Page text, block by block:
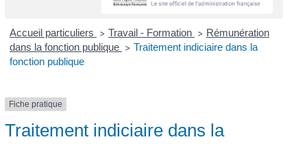
Accueil particuliers > Travail - Formation > Rémunération
dans la fonction publique > Traitement indiciaire dans la
fonction publique
Fiche pratique
Traitement indiciaire dans la